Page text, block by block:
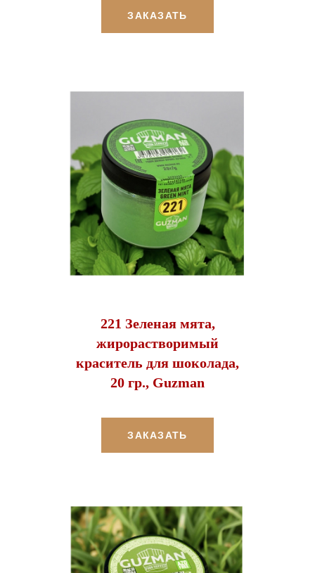
ЗАКАЗАТЬ
221 Зеленая мята,
жирорастворимый
краситель для шоколада,
20 гр., Guzman
ЗАКАЗАТЬ